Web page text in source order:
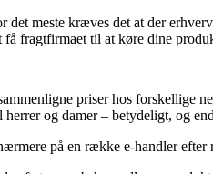
meste kræves det at der
fragtfirmaet til at køre dine
priser hos forskellige
og damer – betydeligt, og
på en række e-handler efter